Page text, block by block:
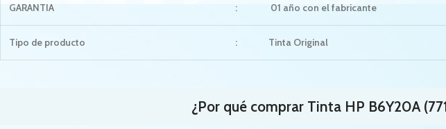
GARANTIA : 01 año con el fabricante
Tipo de producto : Tinta Original
¿Por qué comprar Tinta HP B6Y20A